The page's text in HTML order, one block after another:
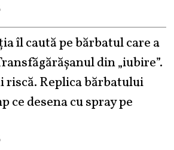
îl caută pe bărbatul care a
din „iubire”.
riscă. Replica bărbatului
ce desena cu spray pe